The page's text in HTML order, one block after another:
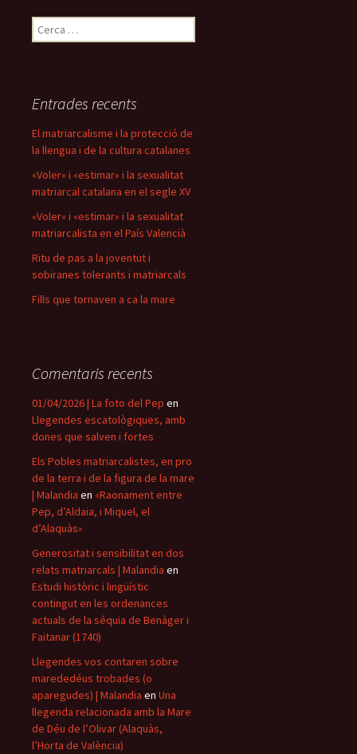
Cerca:
Entrades recents
El matriarcalisme i la protecció de
la llengua i de la cultura catalanes
«Voler» i «estimar» i la sexualitat
matriarcal catalana en el segle XV
«Voler» i «estimar» i la sexualitat
matriarcalista en el País Valencià
Ritu de pas a la joventut i
sobiranes tolerants i matriarcals
Fills que tornaven a ca la mare
Comentaris recents
01/04/2026 | La foto del Pep en
Llegendes escatològiques, amb
dones que salven i fortes
Els Pobles matriarcalistes, en pro
de la terra i de la figura de la mare
| Malandia en «Raonament entre
Pep, d’Aldaia, i Miquel, el
d’Alaquàs»
Generositat i sensibilitat en dos
relats matriarcals | Malandia en
Estudi històric i lingüístic
contingut en les ordenances
actuals de la séquia de Benàger i
Faitanar (1740)
Llegendes vos contaren sobre
marededéus trobades (o
aparegudes) | Malandia en Una
llegenda relacionada amb la Mare
de Déu de l’Olivar (Alaquàs,
l’Horta de València)